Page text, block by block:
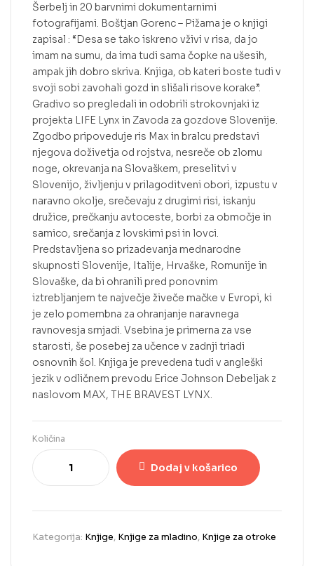
Šerbelj in 20 barvnimi dokumentarnimi
fotografijami. Boštjan Gorenc – Pižama je o knjigi
zapisal : “Desa se tako iskreno vživi v risa, da jo
imam na sumu, da ima tudi sama čopke na ušesih,
ampak jih dobro skriva. Knjiga, ob kateri boste tudi v
svoji sobi zavohali gozd in slišali risove korake”.
Gradivo so pregledali in odobrili strokovnjaki iz
projekta LIFE Lynx in Zavoda za gozdove Slovenije.
Zgodbo pripoveduje ris Max in bralcu predstavi
njegova doživetja od rojstva, nesreče ob zlomu
noge, okrevanja na Slovaškem, preselitvi v
Slovenijo, življenju v prilagoditveni obori, izpustu v
naravno okolje, srečevaju z drugimi risi, iskanju
družice, prečkanju avtoceste, borbi za območje in
samico, srečanja z lovskimi psi in lovci.
Predstavljena so prizadevanja mednarodne
skupnosti Slovenije, Italije, Hrvaške, Romunije in
Slovaške, da bi ohranili pred ponovnim
iztrebljanjem te največje živeče mačke v Evropi, ki
je zelo pomembna za ohranjanje naravnega
ravnovesja srnjadi. Vsebina je primerna za vse
starosti, še posebej za učence v zadnji triadi
osnovnih šol. Knjiga je prevedena tudi v angleški
jezik v odličnem prevodu Erice Johnson Debeljak z
naslovom MAX, THE BRAVEST LYNX.
Količina
Dodaj v košarico
Kategorija: Knjige, Knjige za mladino, Knjige za otroke